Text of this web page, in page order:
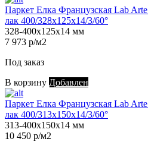
Паркет Елка Французская Lab
лак 400/328х125х14/3/60°
328-400х125х14 мм
7 973 р/м2
Под заказ
В корзину Добавлен
Паркет Елка Французская Lab
лак 400/313х150х14/3/60°
313-400х150х14 мм
10 450 р/м2